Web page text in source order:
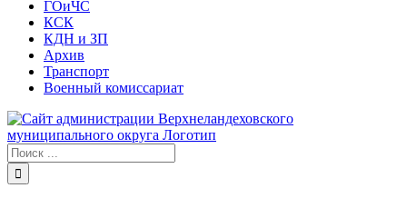
ГОиЧС
КСК
КДН и ЗП
Архив
Транспорт
Военный комиссариат
Результат
поиска: